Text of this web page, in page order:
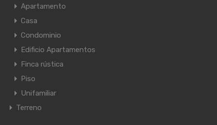
Apartamento
Casa
Condominio
Edificio Apartamentos
Finca rústica
Piso
Unifamiliar
Terreno